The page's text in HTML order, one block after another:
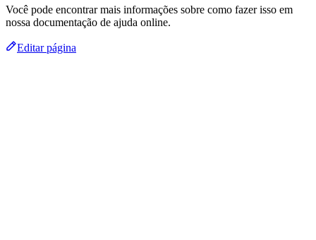
Você pode encontrar mais informações sobre como fazer isso em
nossa documentação de ajuda online.
Editar página